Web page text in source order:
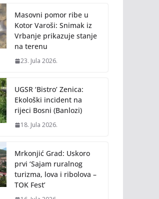
Masovni pomor ribe u
Kotor Varoši: Snimak iz
Vrbanje prikazuje stanje
na terenu
23. Jula 2026.
UGSR ‘Bistro’ Zenica:
Ekološki incident na
rijeci Bosni (Banlozi)
18. Jula 2026.
Mrkonjić Grad: Uskoro
prvi ‘Sajam ruralnog
turizma, lova i ribolova –
TOK Fest’